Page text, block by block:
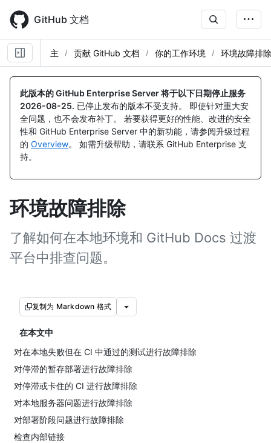
main
content
GitHub 文档
主 贡献 GitHub 文档 你的工作环境 环境故障排除
此版本的 GitHub Enterprise Server 将于以下日期停止服务
2026-08-25. 已停止发布的版本不受支持。 即使针对重大安
全问题，也不会发布补丁。 若要获得更好的性能、改进的安全
性和 GitHub Enterprise Server 中的新功能，请参阅升级过程
的 Overview。 如需升级帮助，请联系 GitHub Enterprise 支
持。
环境故障排除
了解如何在本地环境和 GitHub Docs 过渡
平台中排查问题。
复制为 Markdown 格式
在本文中
对在本地失败但在 CI 中通过的测试进行故障排除
对停滞的暂存部署进行故障排除
对停滞或卡住的 CI 进行故障排除
对本地服务器问题进行故障排除
对部署阶段问题进行故障排除
检查内部链接